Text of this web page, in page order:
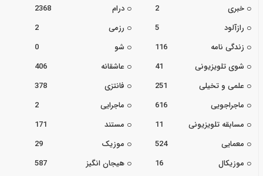
خبری
2 درام
2368
رازآلود
5 رزمی
2
زندگی نامه
116 شو
0
شوی تلویزیونی
41 عاشقانه
406
علمی و تخیلی
251 فانتزی
378
ماجراجویی
616 ماجرایی
2
مسابقه تلویزیونی
11 مستند
171
معمایی
524 موزیک
29
موزیکال
16 هیجان انگیز
587